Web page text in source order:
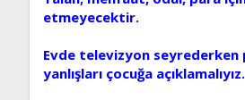
etmeyecektir.
Evde televizyon seyrederken
yanlışları çocuğa açıklamalıyız.